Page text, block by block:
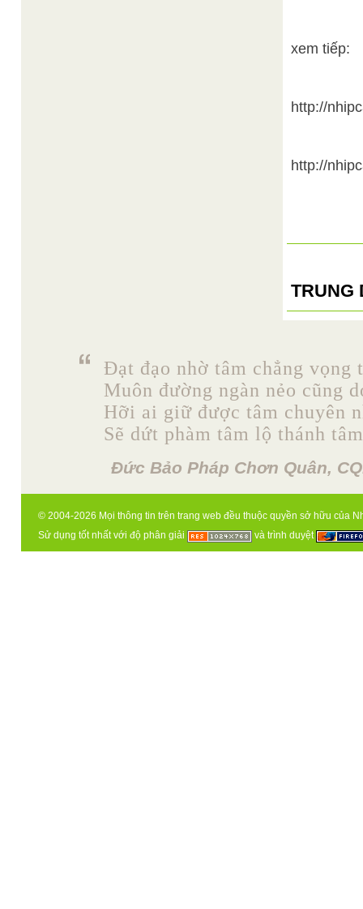
xem tiếp:
http://
http://
TRUNG
Đạt đạo nhờ tâm chẳng vọng
Muôn đường ngàn nẻo cũng
Hỡi ai giữ được tâm chuyên
Sẽ dứt phàm tâm lộ thánh
Đức Bảo Pháp Chơn Quân,
© 2004-2026 Mọi thông tin trên trang web đều thuộc quyền sở hữu của
Sử dụng tốt nhất với độ phân giải
và trình duyệt